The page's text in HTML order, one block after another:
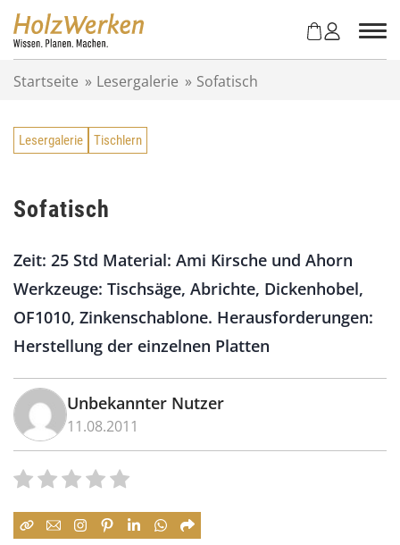
Startseite » Lesergalerie » Sofatisch
Lesergalerie Tischlern
Sofatisch
Zeit: 25 Std Material: Ami Kirsche und Ahorn
Werkzeuge: Tischsäge, Abrichte, Dickenhobel,
OF1010, Zinkenschablone. Herausforderungen:
Herstellung der einzelnen Platten
Unbekannter Nutzer
11.08.2011